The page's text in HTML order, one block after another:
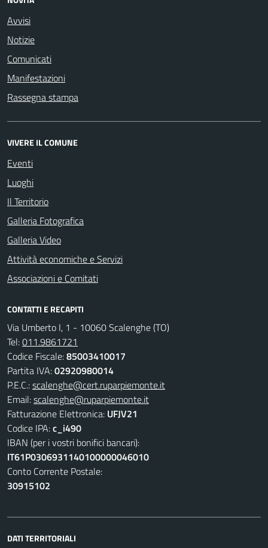
Avvisi
Notizie
Comunicati
Manifestazioni
Rassegna stampa
VIVERE IL COMUNE
Eventi
Luoghi
Il Territorio
Galleria Fotografica
Galleria Video
Attività economiche e Servizi
Associazioni e Comitati
CONTATTI E RECAPITI
Via Umberto I, 1 - 10060 Scalenghe (TO)
Tel:011.9861721
Codice Fiscale:85003410017
Partita IVA:02920980014
P.E.C.:scalenghe@cert.ruparpiemonte.it
Email:scalenghe@ruparpiemonte.it
Fatturazione Elettronica: UFJV21
Codice IPA:c_i490
IBAN (per i vostri bonifici bancari):
IT61P0306931140100000046010
Conto Corrente Postale:
30915102
DATI TERRITORIALI